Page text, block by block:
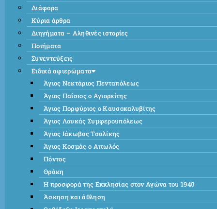
Διάφορα
Κύρια άρθρα
Διηγήματα – Αληθινές ιστορίες
Ποιήματα
Συνεντεύξεις
Ειδικά αφιερώματα
Άγιος Νεκτάριος Πενταπόλεως
Άγιος Παΐσιος ο Αγιορείτης
Άγιος Πορφύριος ο Καυσοκαλυβίτης
Άγιος Λουκάς Συμφερουπόλεως
Άγιος Ιάκωβος Τσαλίκης
Άγιος Κοσμάς ο Αιτωλός
Πόντος
Θράκη
Η προσφορά της Εκκλησίας στον Αγώνα του 1940
Άσκηση και άθληση